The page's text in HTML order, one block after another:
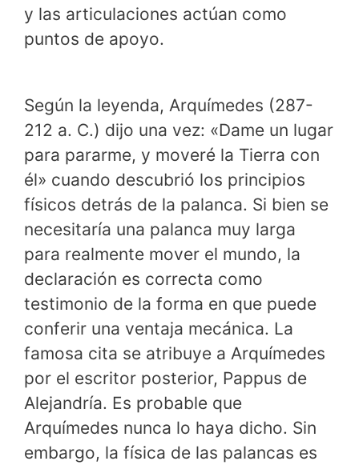
y las articulaciones actúan como
puntos de apoyo.
Según la leyenda, Arquímedes (287-
212 a. C.) dijo una vez: «Dame un lugar
para pararme, y moveré la Tierra con
él» cuando descubrió los principios
físicos detrás de la palanca. Si bien se
necesitaría una palanca muy larga
para realmente mover el mundo, la
declaración es correcta como
testimonio de la forma en que puede
conferir una ventaja mecánica. La
famosa cita se atribuye a Arquímedes
por el escritor posterior, Pappus de
Alejandría. Es probable que
Arquímedes nunca lo haya dicho. Sin
embargo, la física de las palancas es